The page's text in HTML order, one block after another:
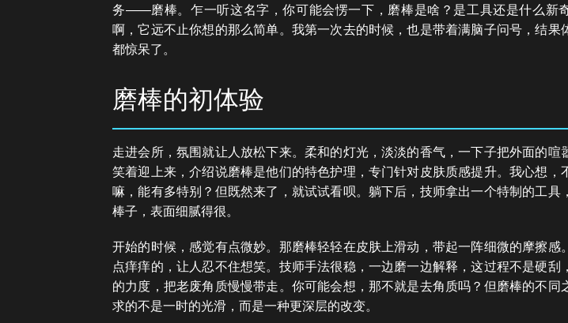
务——磨棒。乍一听这名字，你可能会愣一下，磨棒是啥？是工具还是什么新
啊，它远不止你想的那么简单。我第一次去的时候，也是带着满脑子问号，结果
都惊呆了。
磨棒的初体验
走进会所，氛围就让人放松下来。柔和的灯光，淡淡的香气，一下子把外面的喧
笑着迎上来，介绍说磨棒是他们的特色护理，专门针对皮肤质感提升。我心想，
嘛，能有多特别？但既然来了，就试试看呗。躺下后，技师拿出一个特制的工具
棒子，表面细腻得很。
开始的时候，感觉有点微妙。那磨棒轻轻在皮肤上滑动，带起一阵细微的摩擦感
点痒痒的，让人忍不住想笑。技师手法很稳，一边磨一边解释，这过程不是硬刮
的力度，把老废角质慢慢带走。你可能会想，那不就是去角质吗？但磨棒的不同
求的不是一时的光滑，而是一种更深层的改变。